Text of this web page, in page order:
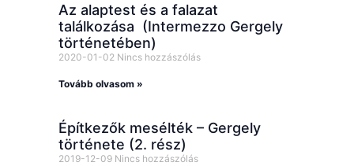
Az alaptest és a falazat
találkozása (Intermezzo Gergely
történetében)
2020-01-02 Nincs hozzászólás
Tovább olvasom »
Építkezők mesélték – Gergely
története (2. rész)
2019-12-09 Nincs hozzászólás